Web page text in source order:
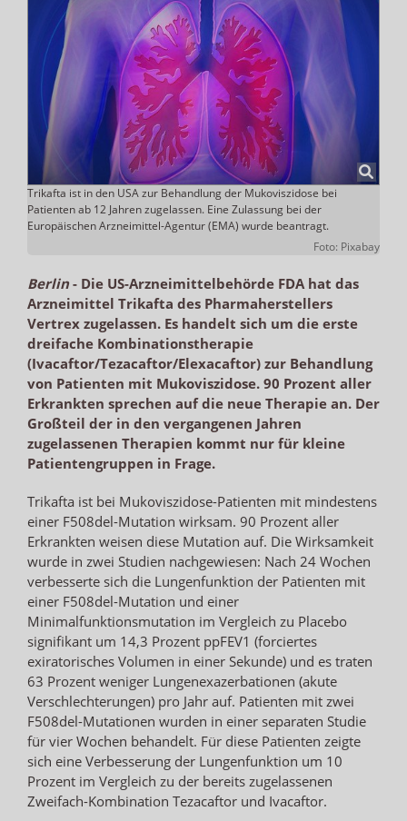
Trikafta ist in den USA zur Behandlung der Mukoviszidose bei
Patienten ab 12 Jahren zugelassen. Eine Zulassung bei der
Europäischen Arzneimittel-Agentur (EMA) wurde beantragt.
Foto: Pixabay
Berlin- Die US-Arzneimittelbehörde FDA hat das
Arzneimittel Trikafta des Pharmaherstellers
Vertrex zugelassen. Es handelt sich um die erste
dreifache Kombinationstherapie
(Ivacaftor/Tezacaftor/Elexacaftor) zur Behandlung
von Patienten mit Mukoviszidose. 90 Prozent aller
Erkrankten sprechen auf die neue Therapie an. Der
Großteil der in den vergangenen Jahren
zugelassenen Therapien kommt nur für kleine
Patientengruppen in Frage.
Trikafta ist bei Mukoviszidose-Patienten mit mindestens
einer F508del-Mutation wirksam. 90 Prozent aller
Erkrankten weisen diese Mutation auf. Die Wirksamkeit
wurde in zwei Studien nachgewiesen: Nach 24 Wochen
verbesserte sich die Lungenfunktion der Patienten mit
einer F508del-Mutation und einer
Minimalfunktionsmutation im Vergleich zu Placebo
signifikant um 14,3 Prozent ppFEV1 (forciertes
exiratorisches Volumen in einer Sekunde) und es traten
63 Prozent weniger Lungenexazerbationen (akute
Verschlechterungen) pro Jahr auf. Patienten mit zwei
F508del-Mutationen wurden in einer separaten Studie
für vier Wochen behandelt. Für diese Patienten zeigte
sich eine Verbesserung der Lungenfunktion um 10
Prozent im Vergleich zu der bereits zugelassenen
Zweifach-Kombination Tezacaftor und Ivacaftor.